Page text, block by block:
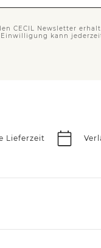
CECIL Newsletter
kann
Lieferzeit